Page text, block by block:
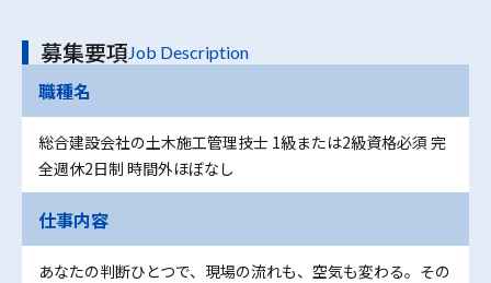
募集要項Job Description
職種名
総合建設会社の土木施工管理技士 1級または2級資格必須 完
全週休2日制 時間外ほぼなし
仕事内容
あなたの判断ひとつで、現場の流れも、空気も変わる。その